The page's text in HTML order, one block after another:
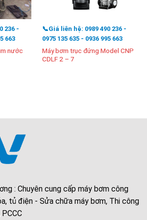
236 -
663
nước
📞Giá liên hệ: 0989 490 236 -
0975 135 635 - 0936 995 663
Máy bơm trục đứng Model CNP
CDLF 2 – 7
: Chuyên cung cấp máy bơm công
tủ điện - Sửa chữa máy bơm, Thi công